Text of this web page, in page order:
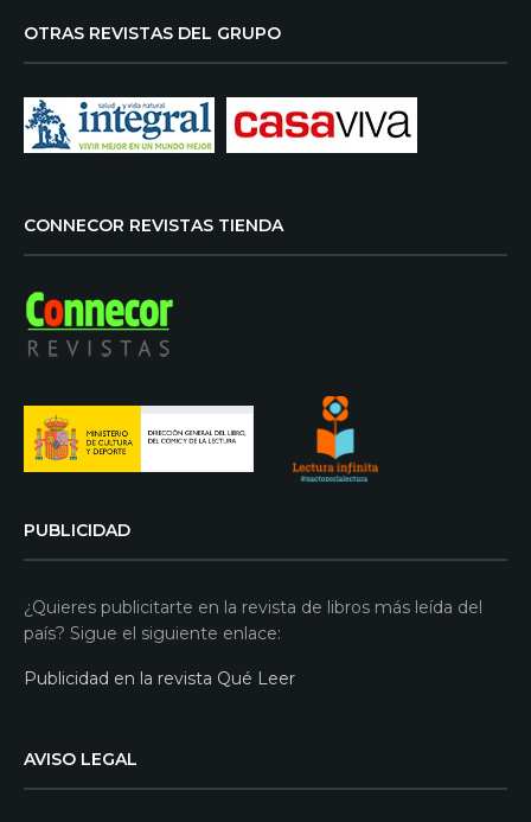
OTRAS REVISTAS DEL GRUPO
CONNECOR REVISTAS TIENDA
PUBLICIDAD
¿Quieres publicitarte en la revista de libros más leída del
país? Sigue el siguiente enlace:
Publicidad en la revista Qué Leer
AVISO LEGAL